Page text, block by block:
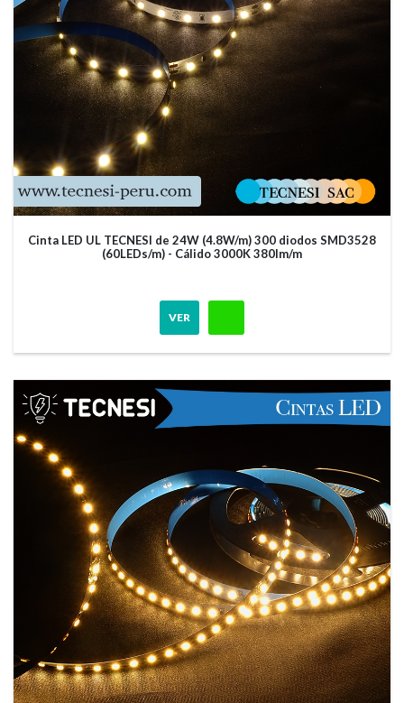
Cinta LED UL TECNESI de 24W (4.8W/m) 300 diodos SMD3528
(60LEDs/m) - Cálido 3000K 380lm/m
VER